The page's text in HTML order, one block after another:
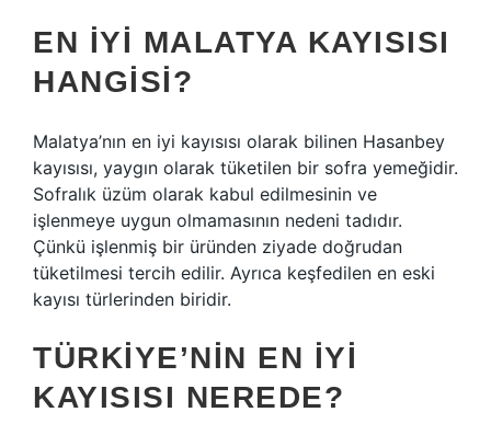
EN IYI MALATYA KAYISISI
HANGISI?
Malatya’nın en iyi kayısısı olarak bilinen Hasanbey
kayısısı, yaygın olarak tüketilen bir sofra yemeğidir.
Sofralık üzüm olarak kabul edilmesinin ve
işlenmeye uygun olmamasının nedeni tadıdır.
Çünkü işlenmiş bir üründen ziyade doğrudan
tüketilmesi tercih edilir. Ayrıca keşfedilen en eski
kayısı türlerinden biridir.
TÜRKIYE’NIN EN IYI
KAYISISI NEREDE?